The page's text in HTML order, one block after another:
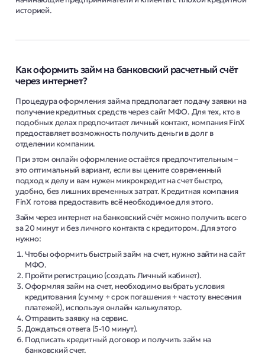
историей.
Как оформить займ на банковский расчетный счёт
через интернет?
Процедура оформления займа предполагает подачу заявки на
получение кредитных средств через сайт МФО. Для тех, кто в
подобных делах предпочитает личный контакт, компания FinX
предоставляет возможность получить деньги в долг в
отделении компании.
При этом онлайн оформление остаётся предпочтительным –
это оптимальный вариант, если вы цените современный
подход к делу и вам нужен микрокредит на счет быстро,
удобно, без лишних временных затрат. Кредитная компания
FinX готова предоставить всё необходимое для этого.
Займ через интернет на банковский счёт можно получить всего
за 20 минут и без личного контакта с кредитором. Для этого
нужно:
Чтобы оформить быстрый займ на счет, нужно зайти на сайт
МФО.
Пройти регистрацию (создать Личный кабинет).
Оформляя займ на счет, необходимо выбрать условия
кредитования (сумму + срок погашения + частоту внесения
платежей), используя онлайн калькулятор.
Отправить заявку на сервис.
Дождаться ответа (5-10 минут).
Подписать кредитный договор и получить займ на
банковский счет.